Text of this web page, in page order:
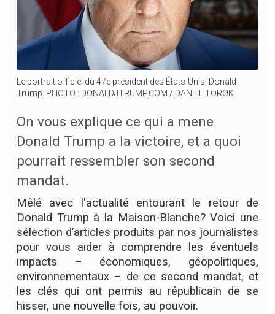
Le portrait officiel du 47e président des États-Unis, Donald
Trump. PHOTO : DONALDJTRUMP.COM / DANIEL TOROK
On vous explique ce qui a mene
Donald Trump a la victoire, et a quoi
pourrait ressembler son second
mandat.
Mêlé avec l'actualité entourant le retour de
Donald Trump à la Maison-Blanche? Voici une
sélection d’articles produits par nos journalistes
pour vous aider à comprendre les éventuels
impacts – économiques, géopolitiques,
environnementaux – de ce second mandat, et
les clés qui ont permis au républicain de se
hisser, une nouvelle fois, au pouvoir.